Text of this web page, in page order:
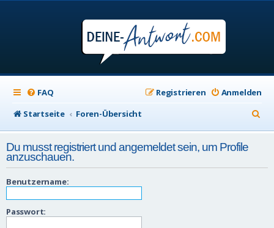
FAQ Anmelden
Registrieren
Startseite
Foren-Übersicht
u
h
Du musst registriert und angemeldet sein, um Profile
anzuschauen.
Benutzername:
Passwort: